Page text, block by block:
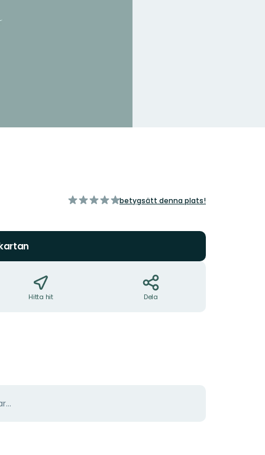
av
betygsätt denna plats!
Hitta hit Dela